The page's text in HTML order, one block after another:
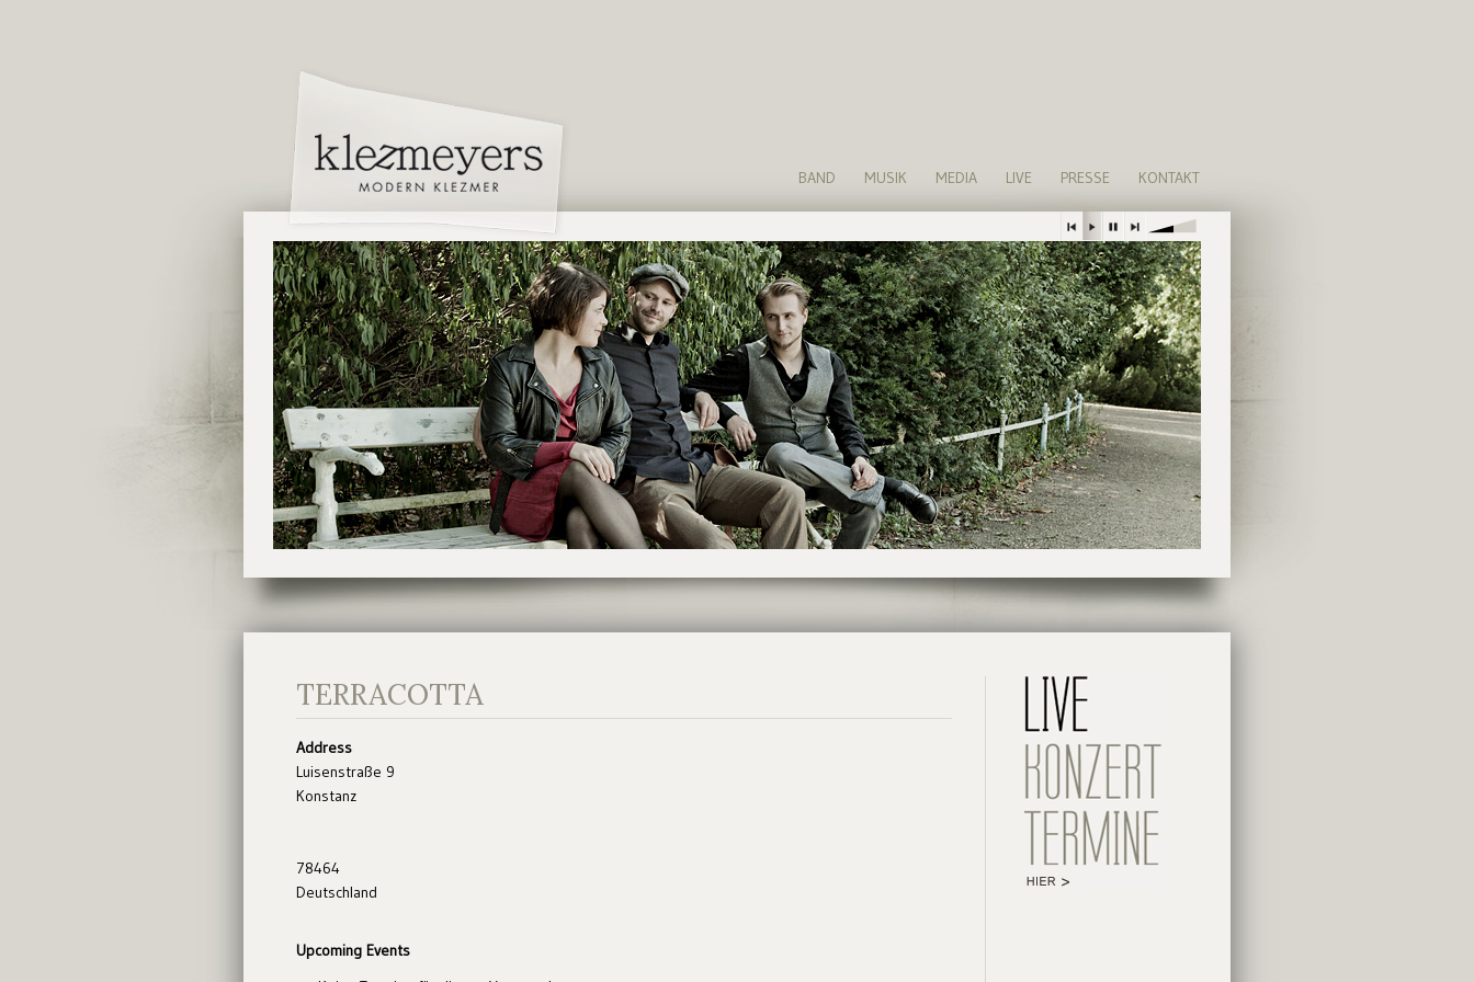
BAND MUSIK MEDIA LIVE PRESSE KONTAKT
TERRACOTTA
Address
Luisenstraße 9
Konstanz
78464
Deutschland
Upcoming Events